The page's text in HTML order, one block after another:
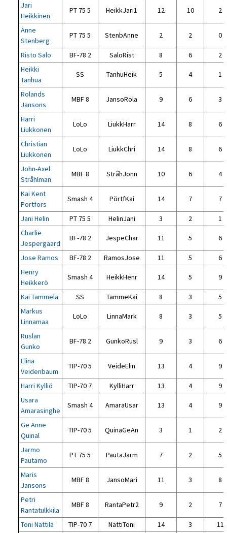
Jari
Heikkinen
PT 75 5 HeikkJari1 12 10 2
Anne
Stenberg
PT 75 5 StenbAnne 2 2 0
Risto Salo BF-78 2 SaloRist 8 6
2
Heikki
Tanhua
SS TanhuHeik 5 4 1
Rolands
Jansons
MBF 8 JansoRola 9 6 3
Harri
Liukkonen
LoLo LiukkHarr 14 8 6
Christian
Liukkonen
LoLo LiukkChri 14 8 6
John-Axel
Stråhlman
MBF 8 StråhJonn 10 6 4
Kai Kent
Portfors
Smash 4 PörtfKai 14 7 7
Jani Helin PT 75 5 HelinJani 3 2
1
Charlie
Jespergaard
BF-78 2 JespeChar 11 5 6
Jose Ramos BF-78 2 RamosJose 11 5
6
Henry
Heikkerö
Smash 4 HeikkHenr 14 5 9
Kai Tammela SS TammeKai 8 3
5
Markus
Linnamaa
LoLo LinnaMark 8 3 5
Ruslan
Gunko
BF-78 2 GunkoRusl 9 3 6
Elina
Veidenbaum
TIP-70 5 VeideElin 13 4 9
Harri Kylliö TIP-70 7 KylliHarr 13 4
9
Usara
Amarasinghe
Smash 4 AmaraUsar 13 4 9
Ge Anne
Quinal
TIP-70 5 QuinaGeAn 3 1 2
Jarmo
Pautamo
PT 75 5 PautaJarm 7 2 5
Maris
Jansons
MBF 8 JansoMari 11 3 8
Petri
Rantatulkkila
MBF 8 RantaPetr2 9 2 7
Toni Nättilä TIP-70 7 NättiToni 14 3 11